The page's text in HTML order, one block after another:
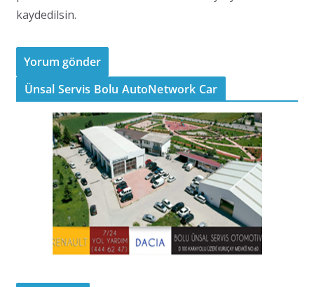
kaydedilsin.
Ünsal Servis Bolu AutoNetwork Car